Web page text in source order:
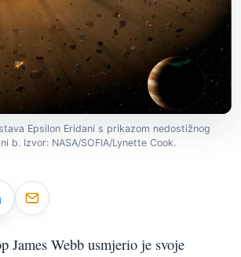
Epsilon Eridani s prikazom nedostižnog
b. Izvor: NASA/SOFIA/Lynette Cook.
James Webb usmjerio je svoje